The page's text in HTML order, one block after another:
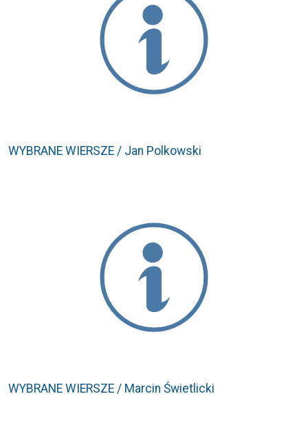
WYBRANE WIERSZE / Jan Polkowski
WYBRANE WIERSZE / Marcin Świetlicki